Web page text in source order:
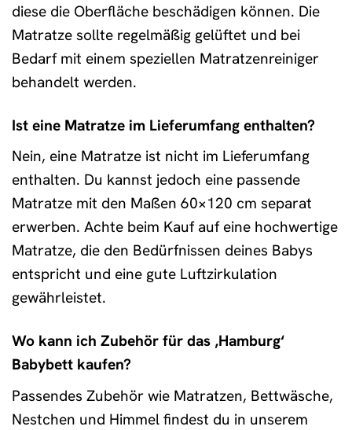
diese die Oberfläche beschädigen können. Die
Matratze sollte regelmäßig gelüftet und bei
Bedarf mit einem speziellen Matratzenreiniger
behandelt werden.
Ist eine Matratze im Lieferumfang enthalten?
Nein, eine Matratze ist nicht im Lieferumfang
enthalten. Du kannst jedoch eine passende
Matratze mit den Maßen 60×120 cm separat
erwerben. Achte beim Kauf auf eine hochwertige
Matratze, die den Bedürfnissen deines Babys
entspricht und eine gute Luftzirkulation
gewährleistet.
Wo kann ich Zubehör für das ‚Hamburg‘
Babybett kaufen?
Passendes Zubehör wie Matratzen, Bettwäsche,
Nestchen und Himmel findest du in unserem